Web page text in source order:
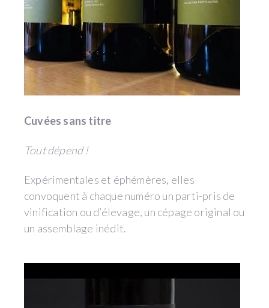
Cuvées sans titre
Tout dépend !
Expérimentales et éphémères, elles
convoquent à chaque numéro un parti-pris de
vinification ou d’élevage, un cépage original ou
un assemblage inédit.